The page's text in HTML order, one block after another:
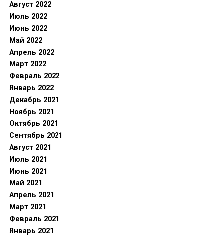
Август 2022
Июль 2022
Июнь 2022
Май 2022
Апрель 2022
Март 2022
Февраль 2022
Январь 2022
Декабрь 2021
Ноябрь 2021
Октябрь 2021
Сентябрь 2021
Август 2021
Июль 2021
Июнь 2021
Май 2021
Апрель 2021
Март 2021
Февраль 2021
Январь 2021